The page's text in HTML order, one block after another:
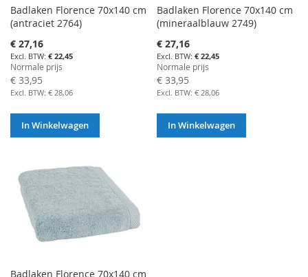
Badlaken Florence 70x140 cm
(antraciet 2764)
Aanbiedingsprijs
€ 27,16
€ 22,45
Normale prijs
€ 33,95
€ 28,06
In Winkelwagen
Badlaken Florence 70x140 cm
(mineraalblauw 2749)
Aanbiedingsprijs
€ 27,16
€ 22,45
Normale prijs
€ 33,95
€ 28,06
In Winkelwagen
Badlaken Florence 70x140 cm